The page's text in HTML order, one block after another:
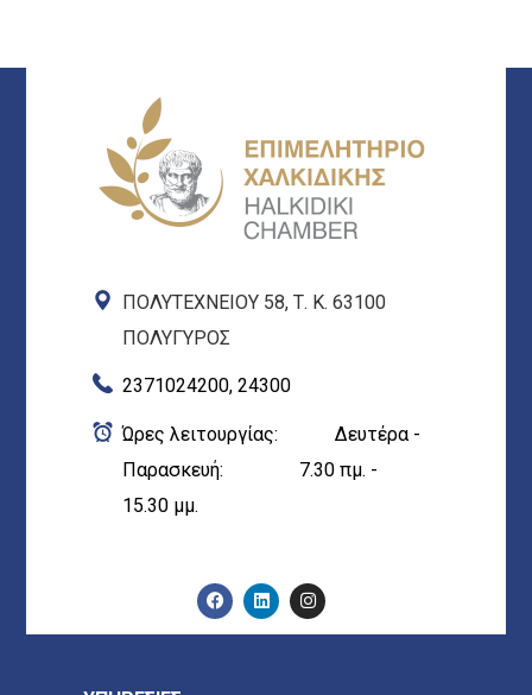
ΠΟΛΥΤΕΧΝΕΙΟΥ 58, Τ. Κ. 63100
ΠΟΛΥΓΥΡΟΣ
2371024200, 24300
Ώρες λειτουργίας: Δευτέρα -
Παρασκευή: 7.30 πμ. -
15.30 μμ.